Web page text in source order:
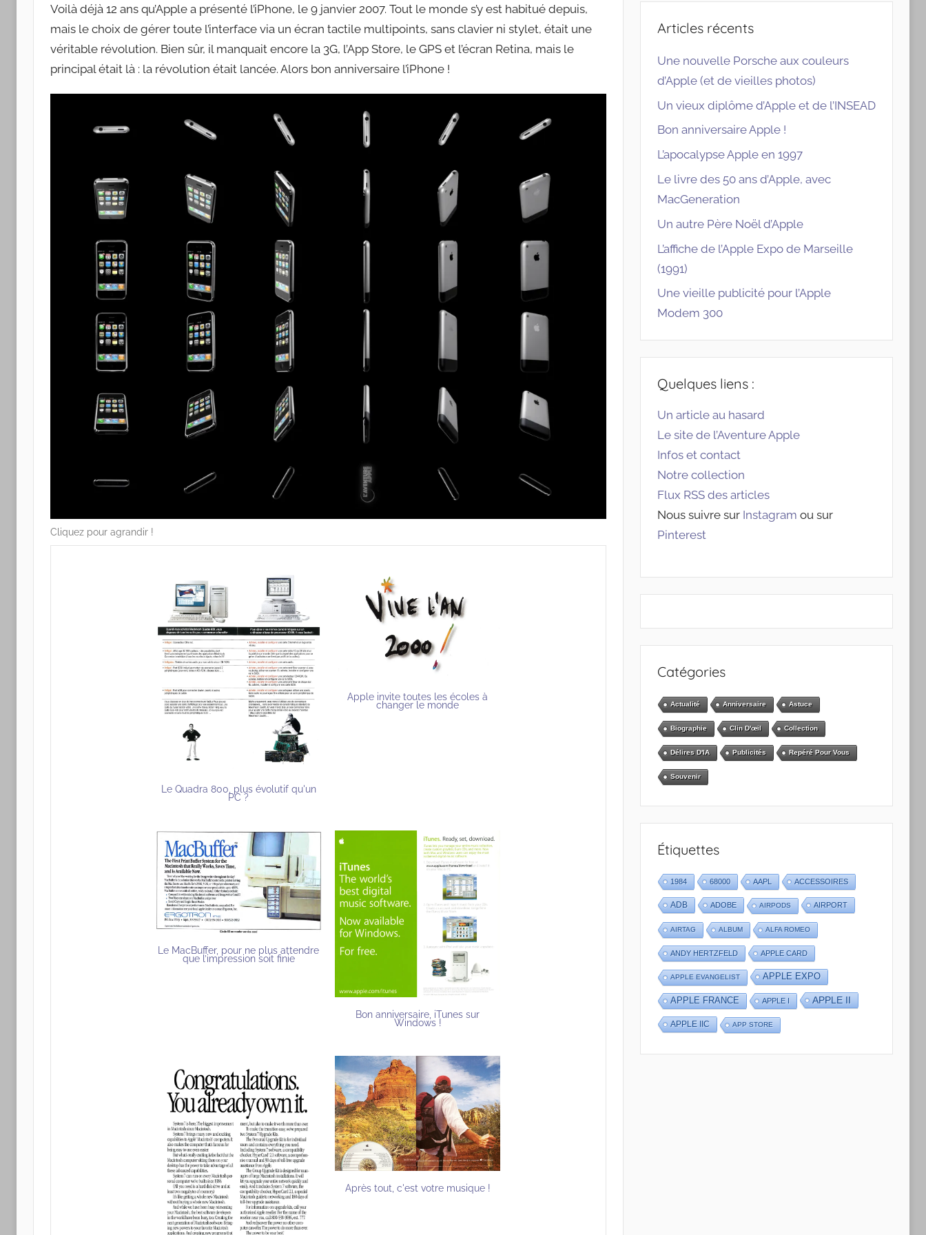
Apple
Voilà déjà 12 ans qu’Apple a présenté l’iPhone, le 9 janvier 2007. Tout le monde s’y est habitué depuis,
mais le choix de gérer toute l’interface via un écran tactile multipoints, sans clavier ni stylet, était une
véritable révolution. Bien sûr, il manquait encore la 3G, l’App Store, le GPS et l’écran Retina, mais le
principal était là : la révolution était lancée. Alors bon anniversaire l’iPhone !
Cliquez pour agrandir !
Le Quadra 800, plus évolutif qu'un
PC ?
Apple invite toutes les écoles à
changer le monde
Le MacBuffer, pour ne plus attendre
que l’impression soit finie
Bon anniversaire, iTunes sur
Windows !
Après tout, c'est votre musique !
Articles récents
Une nouvelle Porsche aux couleurs
d’Apple (et de vieilles photos)
Un vieux diplôme d’Apple et de l’INSEAD
Bon anniversaire Apple !
L’apocalypse Apple en 1997
Le livre des 50 ans d’Apple, avec
MacGeneration
Un autre Père Noël d’Apple
L’affiche de l’Apple Expo de Marseille
(1991)
Une vieille publicité pour l’Apple
Modem 300
Quelques liens :
Un article au hasard
Le site de l’Aventure Apple
Infos et contact
Notre collection
Flux RSS des articles
Nous suivre sur Instagram ou sur
Pinterest
Catégories
Actualité Anniversaire Astuce
Biographie Clin D'œil Collection
Délires D'IA Publicités Repéré Pour Vous
Souvenir
Étiquettes
1984 68000 AAPL ACCESSOIRES
ADB ADOBE AIRPODS AIRPORT
AIRTAG ALBUM ALFA ROMEO
ANDY HERTZFELD APPLE CARD
APPLE EVANGELIST APPLE EXPO
APPLE FRANCE APPLE I APPLE II
APPLE IIC APP STORE